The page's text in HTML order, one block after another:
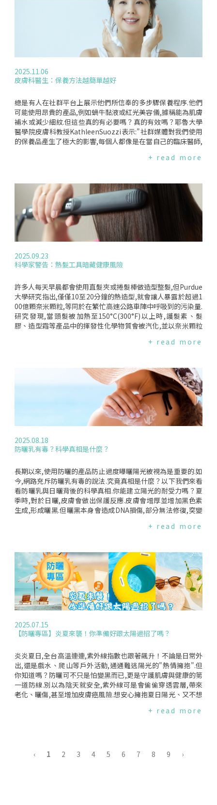
體洗乾淨:注意時間與水溫.洗澡時間過長或水溫過高,會洗掉皮膚
所需的天然油脂.結果就是:皮膚會變得乾燥和敏感.選對肥皂.皮
膚科醫師建議選擇適合敏感肌膚的產品,並避免使用抗菌肥皂,因
為它們可能造成乾燥.(不過他們也指出,對於患有化膿性汗腺炎
的人來說,抗菌肥皂可能是有益的.這是一種會在皮膚上引發膿腫
和癤子的自體免疫疾病.)別被網紅影響,雙重清潔並非必要.醫師
清潔產品洗掉殘留物,更不需要把這套流程用在全身.University
ofPittsburgh皮膚科助理教授OlgaBunimovich表示,"人們經
皮膚皺摺處和私密部位使用肥皂清洗就好.塗抹潤膚油保濕.Neg
benebo表示,洗完澡後皮膚仍然微濕時,塗抹潤膚油可以鎖住水
分,幫助皮膚保濕.但請記住:潤膚油本身是封閉劑,而不是保濕劑.
不要過度去角質.使用身體磨砂膏或絲瓜絡去除老廢角質對皮膚
有好處,但不適合每天進行,特別是如果你有乾性肌膚、痘痘或濕
經常使用.洗澡也要保護環境最後,在善待皮膚的同時,也請多想
澡時間對地球有益,而且一場足以清潔身體的溫水淋浴,在多數情
況下就已經夠了.編譯來源:HealthDay(2025.12.13)
2025.11.06
皮膚科醫生：保養方法越簡單越好
總是有人在社群平台上展示他們所信奉的多步驟保養程序.他們
可能使用昂貴的產品,例如蝸牛黏液或紅光美容儀,據稱能為肌膚
補水或減少細紋.但這些真的有必要嗎？真的有效嗎？耶魯大學
醫學院皮膚科教授KathleenSuozzi表示:"社群媒體對我們使用
的保養品產生了極大的影響,每個人都像是在當自己的臨床醫師,
程序變得太過複雜了."一些皮膚科醫師指出,許多在網路上爆紅
外保護臉部的皮膚比身體其他部位更薄,因而需要比其他地方更
溫和的保養方式.此外,每個人的膚質也不同:適合油性肌膚的清潔
用品,未必能讓乾性肌膚感到滿意.皮膚科醫師表示,保養程序應
從三樣東西開始—溫和的潔面產品、能滋潤臉部的保濕霜,以及
至少SPF30的防曬乳.太多產品會刺激敏感肌膚,也可能造成重複
使用,因為許多產品含有相同成分.在任何情況下,防曬都是關鍵.
們來找我諮詢的九成臉部肌膚問題,都是因為紫外線而惡化的.例
如:皺紋、發炎後的深色色素沉澱,以及痘疤形成的暗斑,都會因
霜與化學去角質產品,常以"延緩老化"為訴求銷售.其中一些確實
獲得皮膚科醫師推薦,但也有例外.隨著年齡增長,皮膚製造膠原
蛋白的速度會變慢,而膠原蛋白正是讓肌膚彈性飽滿的關鍵.這會
導致皺紋的產生.皮膚科醫師指出,類維生素A酸與A醇乳霜能有
所幫助,但建議不要在30歲以前使用,因為過早使用可能造成皮膚
(去除死皮)能改善這些狀況.但皮膚科醫師建議避免使用含有顆
A)的化學性去角質產品,但若使用這類成分,務必要搭配防曬.根
據美國食品藥物管理局(FDA)核准的指引,只要市售產品明確標
示化學去角質成分濃度,這類產品即被認為是安全的.但這項規範
不適用於美容沙龍所進行的高強度化學換膚療程.應避免的保養
產品網紅們常試圖用新潮的保養概念吸引注意,但皮膚科醫師希
望這些潮流能退場.Asempa醫師指出其中一個流行例子:牛脂(又
儀同樣極受歡迎,但也同樣被誇大.皮膚科醫師表示,這些產品在
某些情況下可能有用,具體效果取決於使用的光色與強度.Suozzi
但"它不會讓你的皮膚出現戲劇性的改變.而且若要見效,你得非
常頻繁地使用,一週至少要用好幾次,才有可能出現任何效果—如
果有的話."價格昂貴的保養品不一定比較有效紅光美容儀、蝸牛
黏液(據稱能保濕)以及其他產品都可能價格不菲.但不要被價格
迷惑.EmoryUniversity醫學院皮膚科教授JordanLim醫師表
中看到的成分,同樣也出現在20美元面霜裡,甚至出現在名人使用
+ read more
2025.09.23
科學家警告：熱髮工具暗藏健康風險
許多人每天早晨都會使用直髮夾或捲髮棒做造型整髮,但Purdue
大學研究指出,僅僅10至20分鐘的熱造型,就會讓人暴露於超過1
00億顆奈米顆粒,等同於在繁忙高速公路車陣中呼吸到的污染量.
研究發現,當頭髮被加熱至150°C(300°F)以上時,護髮素、髮
膠、造型霜等產品中的揮發性化學物質會被汽化,並以奈米顆粒
深、最脆弱的區域,可能造成呼吸道壓力、肺部發炎,甚至認知功
風險幾乎毫無認知."為何髮品在高溫下危險研究團隊特別指出,
洗髮精、護膚乳液、髮膠、護髮油、髮蠟與噴霧等產品,本身就
含有揮發性化學物質.高溫不僅釋放出一團化學雲霧,還會促使產
品發生化學反應,進一步生成新的顆粒,使原本安全的物質產生危
險化合物.髮品中常見的環戊矽氧烷(D5siloxane)會在高溫下大
量釋放.這種物質能讓頭髮更光滑有光澤,但被歐洲化學品管理局
它可能傷害呼吸道、肝臟與神經系統.研究人員在先前研究就發
現熱處理會釋放大量環戊矽氧烷,最新實驗更證實問題嚴重.新研
與造型熱工具,進入特別設計的實驗室進行測試.受試者依照日常
方式處理四撮頭髮.隨後,專門的監測儀器測量一小時內空氣中的
揮發性顆粒濃度.結果顯示,熱處理不僅釋放環戊矽氧烷,還會產
生新的揮發性有毒顆粒.檢測顯示,每立方厘米空氣可出現1萬至1
0萬顆奈米顆粒的爆發性濃度.研究也指出,髮膠、護髮霜與造型
發表於《環境科學與技術》的研究指出,髮品熱處理是顯著且被
免,應盡量降低使用頻率,並確保空間保持良好通風.*即使不使用
加熱工具,通風也能有效降低揮發性化學物質的暴露.編譯來源:D
ailyMail(2025.08.26)、EnvironmentalScienceandTechnolo
gy(2025.08.04)
+ read more
2025.08.18
防曬乳有毒？科學真相是什麼？
長期以來,使用防曬的產品防止過度曝曬陽光被視為是重要的.如
今,網路充斥防曬乳有毒的說法.究竟真相是什麼？以下我們來看
看防曬乳與日曬背後的科學真相.你能建立陽光的耐受力嗎？夏
季時,對於日曬,皮膚會做出保護反應.皮膚會增厚並增加黑色素
生成,形成曬黑.但曬黑本身會造成DNA損傷,部分無法修復,突變
在陽光可能傷害皮膚時使用防曬乳,而在紫外線指數低於3時可
氧化鈦)與有機防曬劑(含碳化合物).許多產品會同時使用兩種成
分以提升防護.為什麼會有人擔心？2019年美國FDA研究發現,使
用防曬乳後血液中檢測到有機防曬劑阿伏苯宗(avobenzone)、
羥苯甲酮(oxybenzone)、奧克立林(octocrylene)與依莰舒(ec
amsule),濃度超過FDA要求進行特定毒性測試的門檻.一名美國
醫生分享研究並提醒家長注意.但作者強調這並不意味著應停止
件"下進行,也就是大量塗抹防曬乳.現實中人們塗抹量僅約其十
分之一,足以讓多數成分濃度低於門檻.紫外線防曬劑可能如何造
影響環境.有機防曬劑如羥苯甲酮(oxybenzone)屬於內分泌干
擾物,會模仿荷爾蒙.一些研究發現,尿液中羥苯甲酮濃度較高者,
精子品質較差,生育力下降,受孕時間更長.不過,日常使用劑量是
否會造成危害仍不明確.防曬乳會被重新配方嗎？各國監管機構
正要求更多有機防曬劑的資料.英國計劃2026年將全身用防曬乳
部用產品及護唇膏仍可達6%.澳洲已建議重新配方並加強對三
有人擔心維生素D缺乏,但研究顯示防曬乳對維生素D生成影響很
+ read more
2025.07.15
【防曬專區】炎夏來襲！你準備好跟太陽過招了嗎？
炎炎夏日,全台高溫連連,紫外線指數也跟著飆升！不論是日常外
出,還是戲水、爬山等戶外活動,通通難逃陽光的"熱情擁抱".但
你知道嗎？防曬可不只是怕變黑而已,更是守護肌膚與健康的第
一道防線.別以為陰天就安全,紫外線可是會偷偷穿透雲層,帶來
老化、曬傷,甚至增加皮膚癌風險.想安心擁抱夏日陽光、又不想
用全攻略,讓你聰明防曬,健康一夏！防曬四大基本功！1.防曬是
理性防曬:陽傘、衣帽及盡量避免正午前後紫外線強烈時外出等.
+ read more
‹ 1 2 3 4 5 6 7 8 9 ›